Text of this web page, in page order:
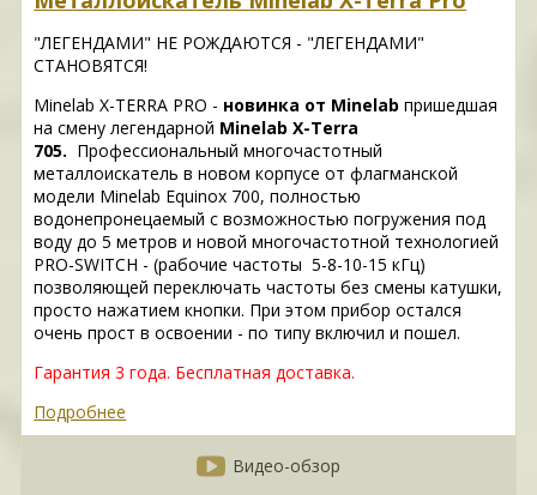
"ЛЕГЕНДАМИ" НЕ РОЖДАЮТСЯ - "ЛЕГЕНДАМИ"
СТАНОВЯТСЯ!
Minelab X-TERRA PRO - новинка от Minelabпришедшая
на смену легендарной Minelab X-Terra
705. Профессиональный многочастотный
металлоискатель в новом корпусе от флагманской
модели Minelab Equinox 700, полностью
водонепронецаемый с возможностью погружения под
воду до 5 метров и новой многочастотной технологией
PRO-SWITCH - (рабочие частоты 5-8-10-15 кГц)
позволяющей переключать частоты без смены катушки,
просто нажатием кнопки. При этом прибор остался
очень прост в освоении - по типу включил и пошел.
Гарантия 3 года. Бесплатная доставка.
Подробнее
Видео-обзор